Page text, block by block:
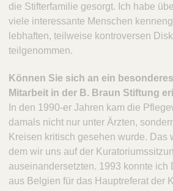
die Stifterfamilie gesorgt. Ich habe
viele interessante Menschen
lebhaften, teilweise kontroversen
teilgenommen.
Können Sie sich an ein
Mitarbeit in der B. Braun Stiftung
In den 1990-er Jahren kam die
damals nicht nur unter Ärzten,
Kreisen kritisch gesehen wurde. Das
dem wir uns auf der
auseinandersetzten. 1993 konnte ich
aus Belgien für das Hauptreferat der